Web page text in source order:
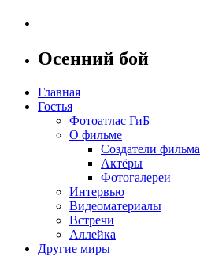
Осенний бой
Главная
Гостья
Фотоатлас ГиБ
О фильме
Создатели фильма
Актёры
Фотогалереи
Интервью
Видеоматериалы
Встречи
Аллейка
Другие миры